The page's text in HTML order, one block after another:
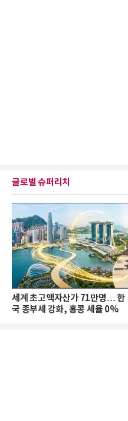
글로벌 슈퍼리치
세계 초고액자산가 71만명… 한
국 종부세 강화, 홍콩 세율 0%